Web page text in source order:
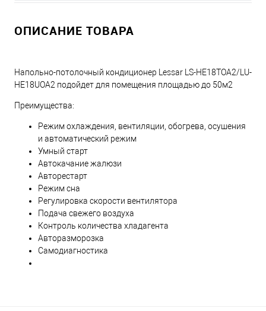
ОПИСАНИЕ ТОВАРА
Напольно-потолочный кондиционер Lessar LS-HE18TOA2/LU-
HE18UOA2 подойдет для помещения площадью до 50м2
Преимущества:
Режим охлаждения, вентиляции, обогрева, осушения
и автоматический режим
Умный старт
Автокачание жалюзи
Авторестарт
Режим сна
Регулировка скорости вентилятора
Подача свежего воздуха
Контроль количества хладагента
Авторазморозка
Самодиагностика